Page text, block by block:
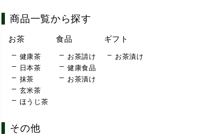
商品一覧から探す
お茶
健康茶
日本茶
抹茶
玄米茶
ほうじ茶
食品
お茶請け
健康食品
お茶漬け
ギフト
お茶漬け
その他